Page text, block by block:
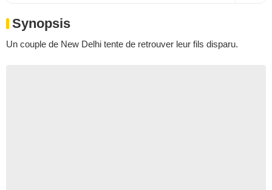
Synopsis
Un couple de New Delhi tente de retrouver leur fils disparu.